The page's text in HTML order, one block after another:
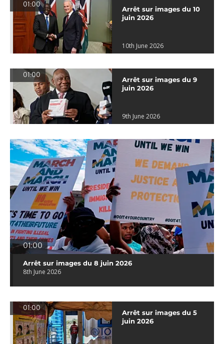
01:00
Arrêt sur images du 10
juin 2026
10th June 2026
01:00
Arrêt sur images du 9
juin 2026
9th June 2026
01:00
Arrêt sur images du 8 juin 2026
8th June 2026
01:00
Arrêt sur images du 5
juin 2026